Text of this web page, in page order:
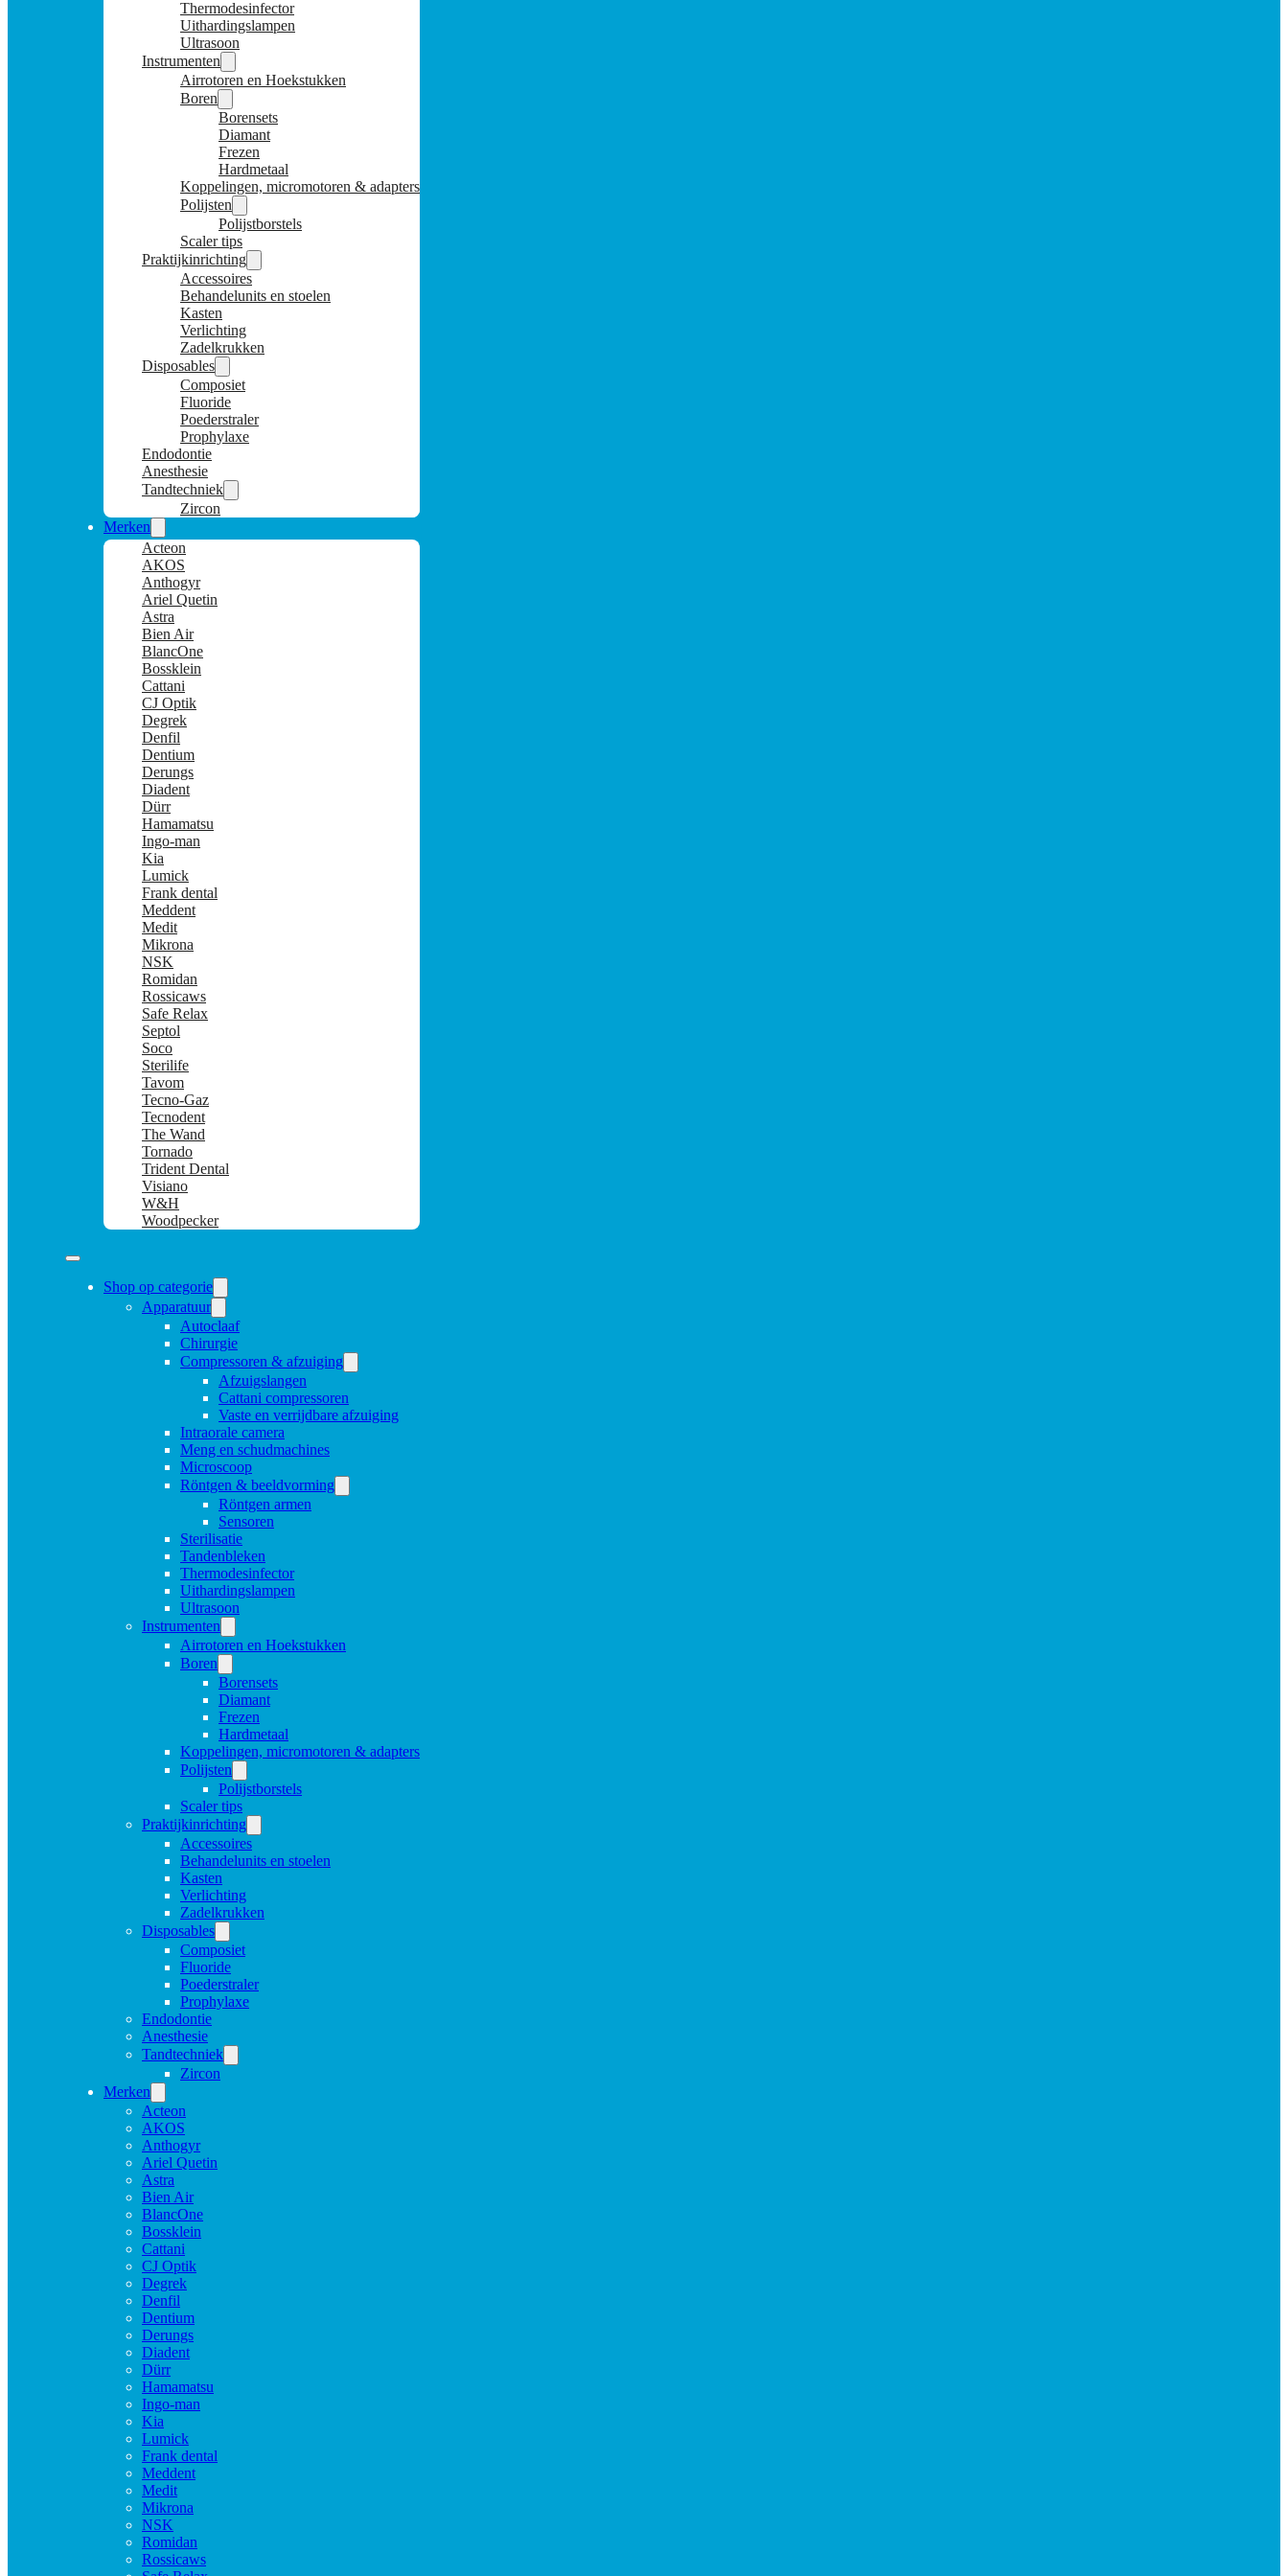
Thermodesinfector
Uithardingslampen
Ultrasoon
Instrumenten
Airrotoren en Hoekstukken
Boren
Borensets
Diamant
Frezen
Hardmetaal
Koppelingen, micromotoren & adapters
Polijsten
Polijstborstels
Scaler tips
Praktijkinrichting
Accessoires
Behandelunits en stoelen
Kasten
Verlichting
Zadelkrukken
Disposables
Composiet
Fluoride
Poederstraler
Prophylaxe
Endodontie
Anesthesie
Tandtechniek
Zircon
Merken
Acteon
AKOS
Anthogyr
Ariel Quetin
Astra
Bien Air
BlancOne
Bossklein
Cattani
CJ Optik
Degrek
Denfil
Dentium
Derungs
Diadent
Dürr
Hamamatsu
Ingo-man
Kia
Lumick
Frank dental
Meddent
Medit
Mikrona
NSK
Romidan
Rossicaws
Safe Relax
Septol
Soco
Sterilife
Tavom
Tecno-Gaz
Tecnodent
The Wand
Tornado
Trident Dental
Visiano
W&H
Woodpecker
Shop op categorie
Apparatuur
Autoclaaf
Chirurgie
Compressoren & afzuiging
Afzuigslangen
Cattani compressoren
Vaste en verrijdbare afzuiging
Intraorale camera
Meng en schudmachines
Microscoop
Röntgen & beeldvorming
Röntgen armen
Sensoren
Sterilisatie
Tandenbleken
Thermodesinfector
Uithardingslampen
Ultrasoon
Instrumenten
Airrotoren en Hoekstukken
Boren
Borensets
Diamant
Frezen
Hardmetaal
Koppelingen, micromotoren & adapters
Polijsten
Polijstborstels
Scaler tips
Praktijkinrichting
Accessoires
Behandelunits en stoelen
Kasten
Verlichting
Zadelkrukken
Disposables
Composiet
Fluoride
Poederstraler
Prophylaxe
Endodontie
Anesthesie
Tandtechniek
Zircon
Merken
Acteon
AKOS
Anthogyr
Ariel Quetin
Astra
Bien Air
BlancOne
Bossklein
Cattani
CJ Optik
Degrek
Denfil
Dentium
Derungs
Diadent
Dürr
Hamamatsu
Ingo-man
Kia
Lumick
Frank dental
Meddent
Medit
Mikrona
NSK
Romidan
Rossicaws